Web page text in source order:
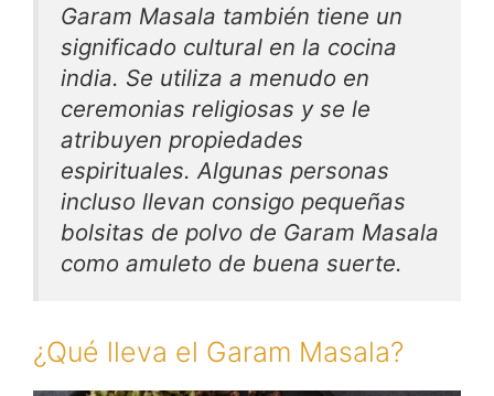
Garam Masala también tiene un
significado cultural en la cocina
india. Se utiliza a menudo en
ceremonias religiosas y se le
atribuyen propiedades
espirituales. Algunas personas
incluso llevan consigo pequeñas
bolsitas de polvo de Garam Masala
como amuleto de buena suerte.
¿Qué lleva el Garam Masala?